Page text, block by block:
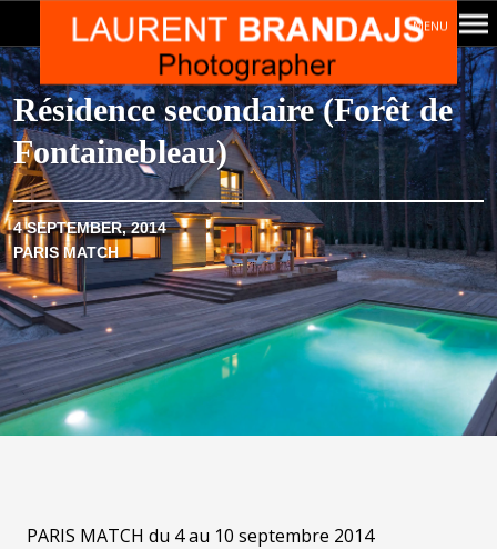
Navigation
principale
MENU
Résidence secondaire (Forêt de
Fontainebleau)
4 SEPTEMBER, 2014
PARIS MATCH
PARIS MATCH du 4 au 10 septembre 2014